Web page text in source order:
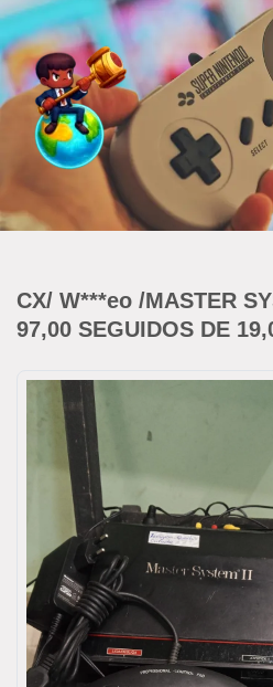
Ir
para
o
conteúdo
CX/ W***eo /MASTER
97,00 SEGUIDOS DE